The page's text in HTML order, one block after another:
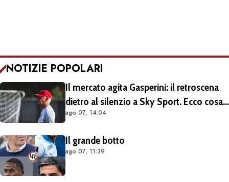
NOTIZIE POPOLARI
Il mercato agita Gasperini: il retroscena
dietro al silenzio a Sky Sport. Ecco cosa
è emerso dal meeting con la proprietà
ago 07, 14:04
Il grande botto
ago 07, 11:39